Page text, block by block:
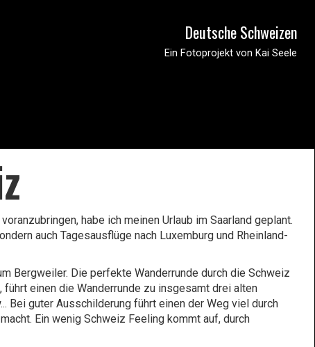
Deutsche Schweizen
Ein Fotoprojekt von Kai Seele
habe ich meinen Urlaub im Saarland geplant.
auch Tagesausflüge nach Luxemburg und Rheinland-
Bergweiler. Die perfekte Wanderrunde durch die Schweiz
führt einen die Wanderrunde zu insgesamt drei alten
Bei guter Ausschilderung führt einen der Weg viel durch
Ein wenig Schweiz Feeling kommt auf, durch